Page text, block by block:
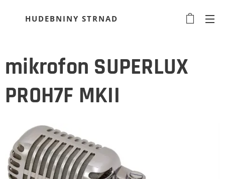
HUDEBNINY STRNAD
mikrofon SUPERLUX
PROH7F MKII